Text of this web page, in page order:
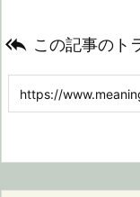
 この記事のト